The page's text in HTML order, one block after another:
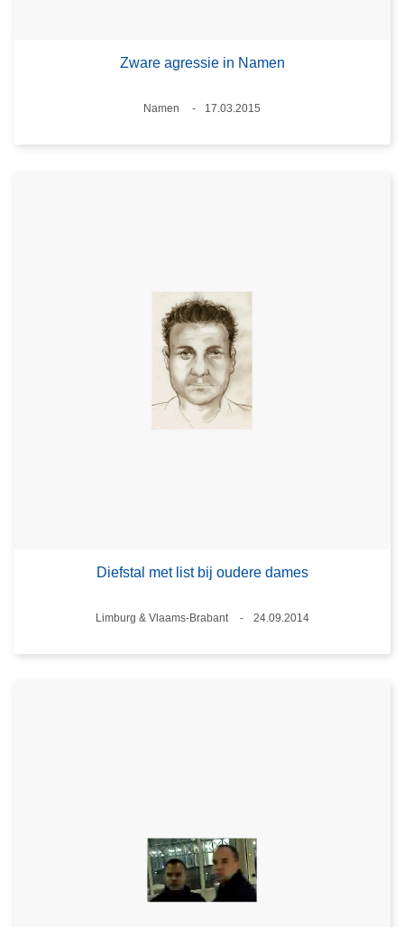
Zware agressie in Namen
Plaats
Namen
17.03.2015
Diefstal met list bij oudere dames
Plaats
Limburg & Vlaams-Brabant
24.09.2014